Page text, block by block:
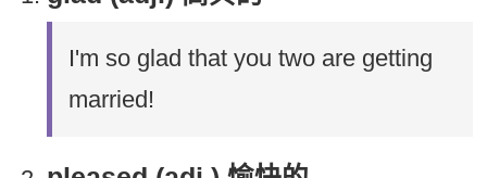
I'm so glad that you two are getting
married!